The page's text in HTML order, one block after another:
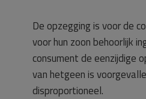
De opzegging is voor de
voor hun zoon behoorlijk
consument de eenzijdige
van hetgeen is
disproportioneel.